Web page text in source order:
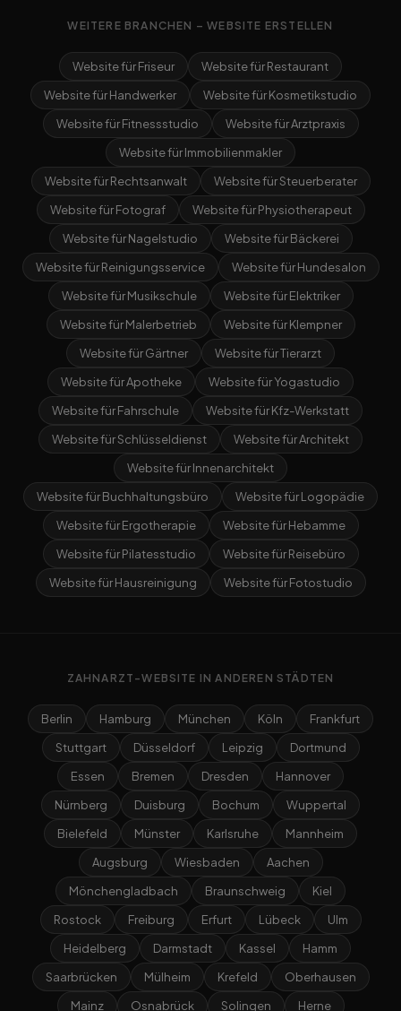
WEITERE BRANCHEN – WEBSITE ERSTELLEN
Website für Friseur
Website für Restaurant
Website für Handwerker
Website für Kosmetikstudio
Website für Fitnessstudio
Website für Arztpraxis
Website für Immobilienmakler
Website für Rechtsanwalt
Website für Steuerberater
Website für Fotograf
Website für Physiotherapeut
Website für Nagelstudio
Website für Bäckerei
Website für Reinigungsservice
Website für Hundesalon
Website für Musikschule
Website für Elektriker
Website für Malerbetrieb
Website für Klempner
Website für Gärtner
Website für Tierarzt
Website für Apotheke
Website für Yogastudio
Website für Fahrschule
Website für Kfz-Werkstatt
Website für Schlüsseldienst
Website für Architekt
Website für Innenarchitekt
Website für Buchhaltungsbüro
Website für Logopädie
Website für Ergotherapie
Website für Hebamme
Website für Pilatesstudio
Website für Reisebüro
Website für Hausreinigung
Website für Fotostudio
ZAHNARZT-WEBSITE IN ANDEREN STÄDTEN
Berlin Hamburg München Köln
Frankfurt
Stuttgart
Düsseldorf Leipzig
Dortmund
Essen
Bremen Dresden
Hannover
Nürnberg
Duisburg Bochum
Wuppertal
Bielefeld
Münster Karlsruhe
Mannheim
Augsburg
Wiesbaden
Aachen
Mönchengladbach
Braunschweig
Kiel
Rostock
Freiburg Erfurt Lübeck
Ulm
Heidelberg
Darmstadt Kassel
Hamm
Saarbrücken
Mülheim Krefeld
Oberhausen
Mainz
Osnabrück Solingen Herne